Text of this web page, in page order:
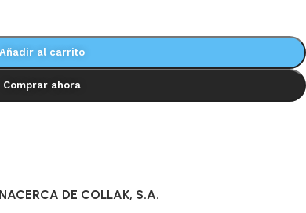
Añadir al carrito
Comprar ahora
ACERCA DE COLLAK, S.A.